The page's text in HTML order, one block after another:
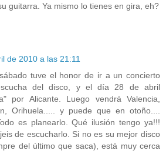
guitarra. Ya mismo lo tienes en gira, eh?
de 2010 a las 21:11
tuve el honor de ir a un concierto
del disco, y el día 28 de abril
por Alicante. Luego vendrá Valencia,
Orihuela..... y puede que en otoño....
es planearlo. Qué ilusión tengo ya!!!
de escucharlo. Si no es su mejor disco
del último que saca), está muy cerca